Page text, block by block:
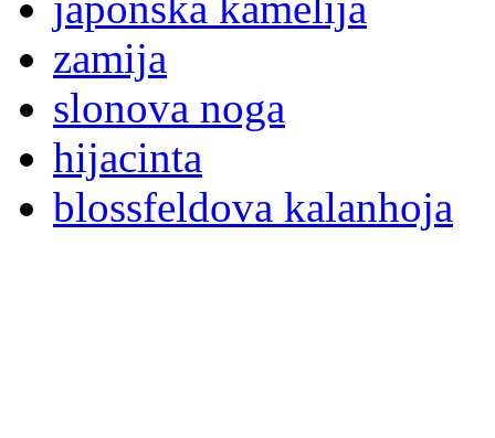
zamija
slonova noga
hijacinta
blossfeldova kalanhoja